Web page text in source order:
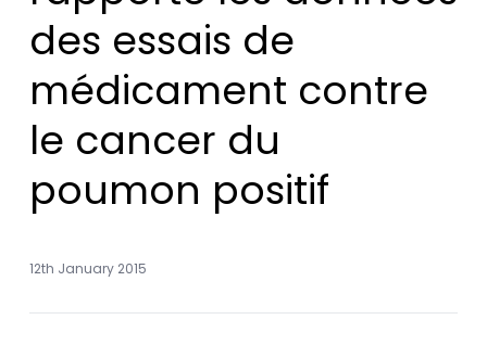
des essais de
médicament contre
le cancer du
poumon positif
12th January 2015